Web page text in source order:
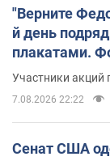
"Верните
й день
плакатами.
Участники акций
7.08.2026 22:22
Сенат США